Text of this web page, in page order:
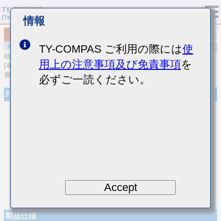
積層セラミックコンデンサ
[車載ボディ/インフォ＆高信頼用 (AEC-Q200 Qualified) 中高耐圧積
層セラミックコンデンサ]
外観
製品仕様
情報
TY-COMPAS ご利用の際には使
用上の注意事項及び免責事項を
必ずご一読ください。
Accept